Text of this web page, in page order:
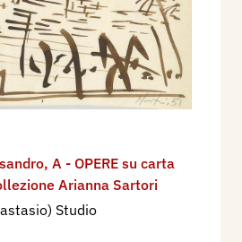
, A - OPERE su carta
Arianna Sartori
Studio